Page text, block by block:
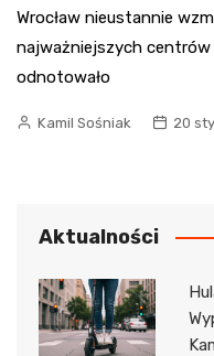
Wrocław nieustannie
najważniejszych
odnotowało
Kamil Sośniak 20
Aktualności